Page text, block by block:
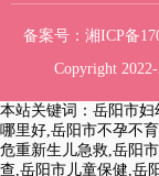
备案号：湘ICP备
Copyright
本站关键词：岳阳市
哪里好,岳阳市不孕不
危重新生儿急救,岳阳
查,岳阳市儿童保健,岳